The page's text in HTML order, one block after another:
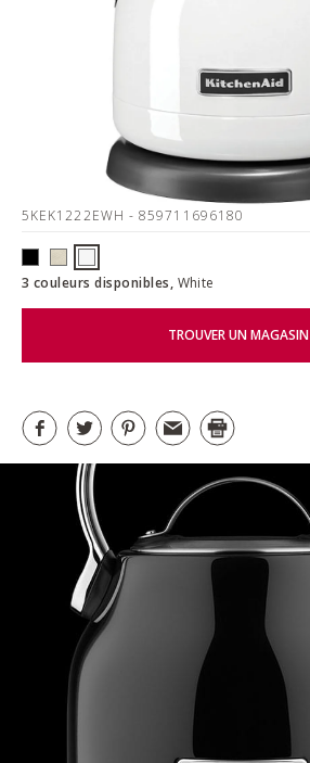
5KEK1222EWH - 859711696180
3 couleurs disponibles, White
TROUVER UN MAGASIN